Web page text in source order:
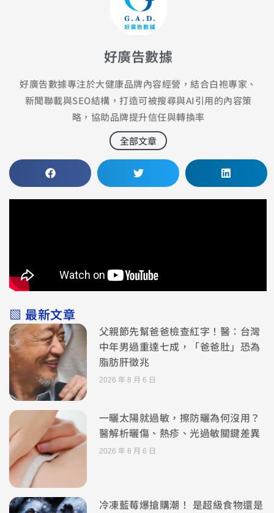
好廣告數據
好廣告數據專注於大健康品牌內容經營，結合白袍專家、
新聞聯載與SEO結構，打造可被搜尋與AI引用的內容策
略，協助品牌提升信任與轉換率
全部文章
▧ 最新文章
父親節先幫爸爸檢查紅字！醫：台灣
中年男過重達七成，「爸爸肚」恐為
脂肪肝徵兆
2026 年 8 月 6 日
一曬太陽就過敏，擦防曬為何沒用？
醫解析曬傷、熱疹、光過敏關鍵差異
2026 年 8 月 6 日
冷凍藍莓爆搶購潮！ 是超級食物還是